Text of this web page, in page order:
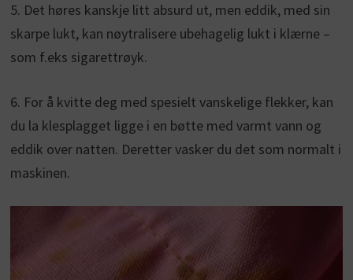
5. Det høres kanskje litt absurd ut, men eddik, med sin
skarpe lukt, kan nøytralisere ubehagelig lukt i klærne –
som f.eks sigarettrøyk.
6. For å kvitte deg med spesielt vanskelige flekker, kan
du la klesplagget ligge i en bøtte med varmt vann og
eddik over natten. Deretter vasker du det som normalt i
maskinen.